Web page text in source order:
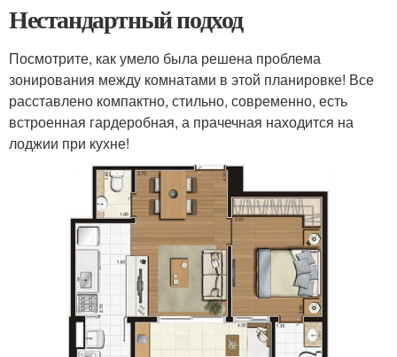
Нестандартный подход
Посмотрите, как умело была решена проблема
зонирования между комнатами в этой планировке! Все
расставлено компактно, стильно, современно, есть
встроенная гардеробная, а прачечная находится на
лоджии при кухне!